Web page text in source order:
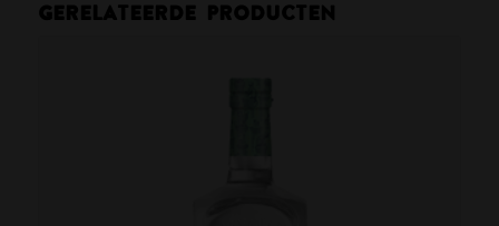
Gerelateerde producten